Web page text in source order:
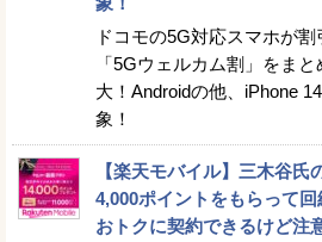
ドコモの5G対応スマホが
「5Gウェルカム割」をま
大！Androidの他、iPhone
象！
【楽天モバイル】三木谷
4,000ポイントをもらって
おトクに契約できるけど注